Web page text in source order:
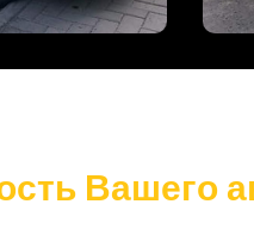
Вашего